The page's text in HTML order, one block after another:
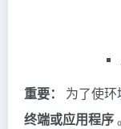
重要： 为了使环
终端或应用程序。